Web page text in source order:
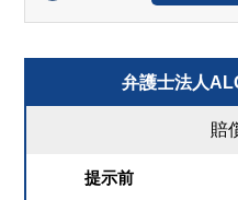
弁護士法人
賠
提示前